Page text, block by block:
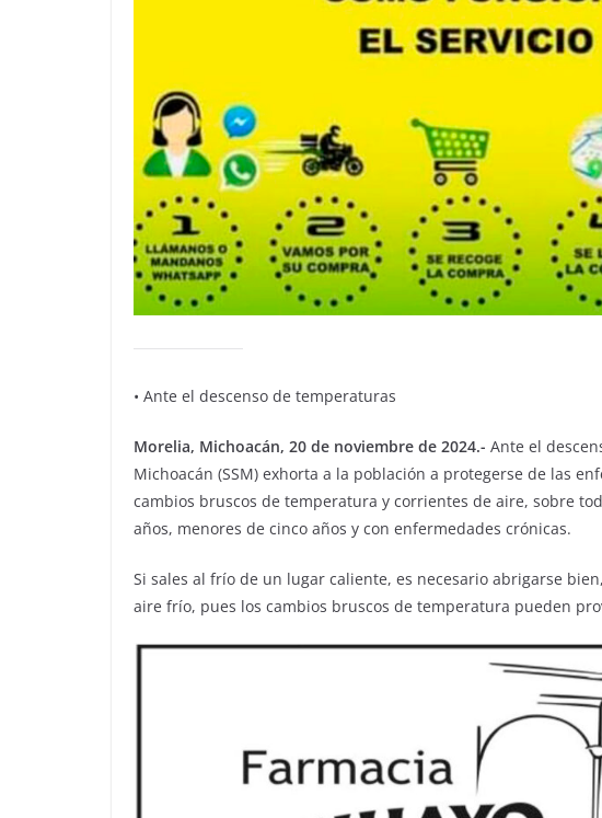
• Ante el descenso de temperaturas
Morelia, Michoacán, 20 de noviembre de 2024.- Ante el
Michoacán (SSM) exhorta a la población a protegerse de las
cambios bruscos de temperatura y corrientes de aire, sobre
años, menores de cinco años y con enfermedades crónicas.
Si sales al frío de un lugar caliente, es necesario abrigarse
aire frío, pues los cambios bruscos de temperatura pueden